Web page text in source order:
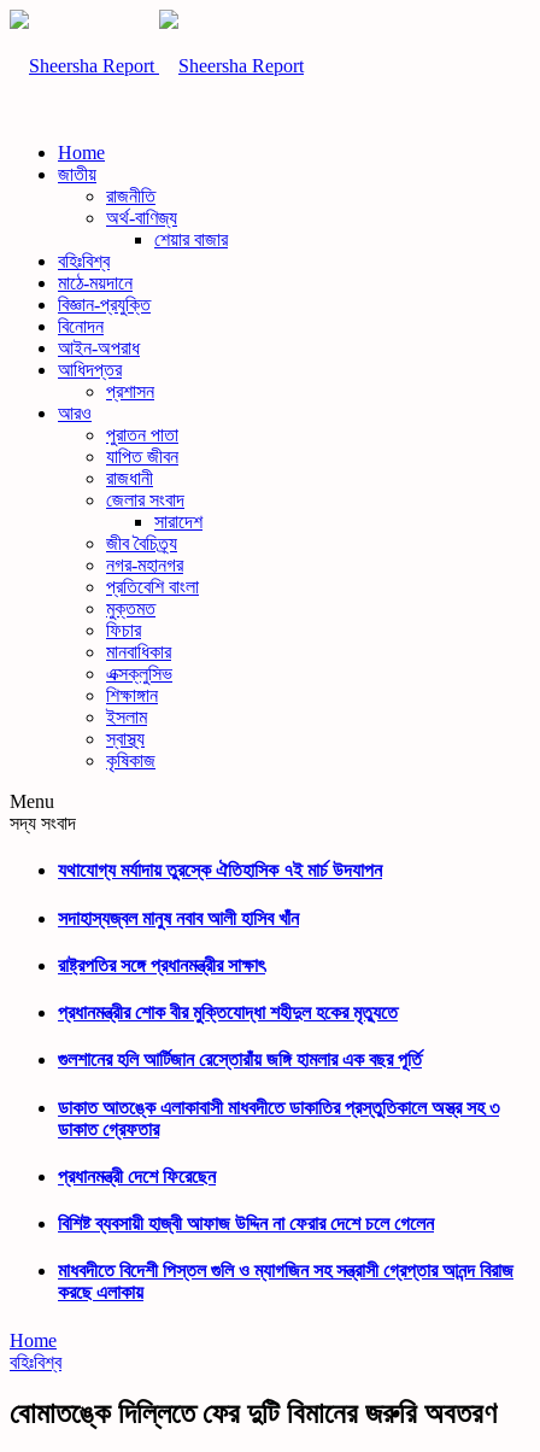
Home
জাতীয়
রাজনীতি
অর্থ-বাণিজ্য
শেয়ার বাজার
বহিঃবিশ্ব
মাঠে-ময়দানে
বিজ্ঞান-প্রযুক্তি
বিনোদন
আইন-অপরাধ
আধিদপ্তর
প্রশাসন
আরও
পুরাতন পাতা
যাপিত জীবন
রাজধানী
জেলার সংবাদ
সারাদেশ
জীব বৈচিত্র্য
নগর-মহানগর
প্রতিবেশি বাংলা
মুক্তমত
ফিচার
মানবাধিকার
এক্সক্লুসিভ
শিক্ষাঙ্গান
ইসলাম
স্বাস্থ্য
কৃষিকাজ
Menu
সদ্য সংবাদ
যথাযোগ্য মর্যাদায় তুরস্কে ঐতিহাসিক ৭ই মার্চ উদযাপন
সদাহাস্যজ্বল মানুষ নবাব আলী হাসিব খাঁন
রাষ্ট্রপতির সঙ্গে প্রধানমন্ত্রীর সাক্ষাৎ
প্রধানমন্ত্রীর শোক বীর মুক্তিযোদ্ধা শহীদুল হকের মৃত্যুতে
গুলশানের হলি আর্টিজান রেস্তোরাঁয় জঙ্গি হামলার এক বছর পূর্তি
ডাকাত আতঙ্কে এলাকাবাসী মাধবদীতে ডাকাতির প্রস্তুতিকালে অস্ত্র সহ ৩
ডাকাত গ্রেফতার
প্রধানমন্ত্রী দেশে ফিরেছেন
বিশিষ্ট ব্যবসায়ী হাজ্বী আফাজ উদ্দিন না ফেরার দেশে চলে গেলেন
মাধবদীতে বিদেশী পিস্তল গুলি ও ম্যাগজিন সহ সন্ত্রাসী গ্রেপ্তার আনন্দ বিরাজ
করছে এলাকায়
Home
বহিঃবিশ্ব
বোমাতঙ্কে দিল্লিতে ফের দুটি বিমানের জরুরি অবতরণ